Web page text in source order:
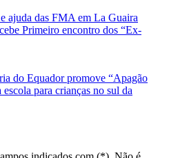
ajuda das FMA em La Guaira
Primeiro encontro dos “Ex-
do Equador promove “Apagão
para crianças no sul da